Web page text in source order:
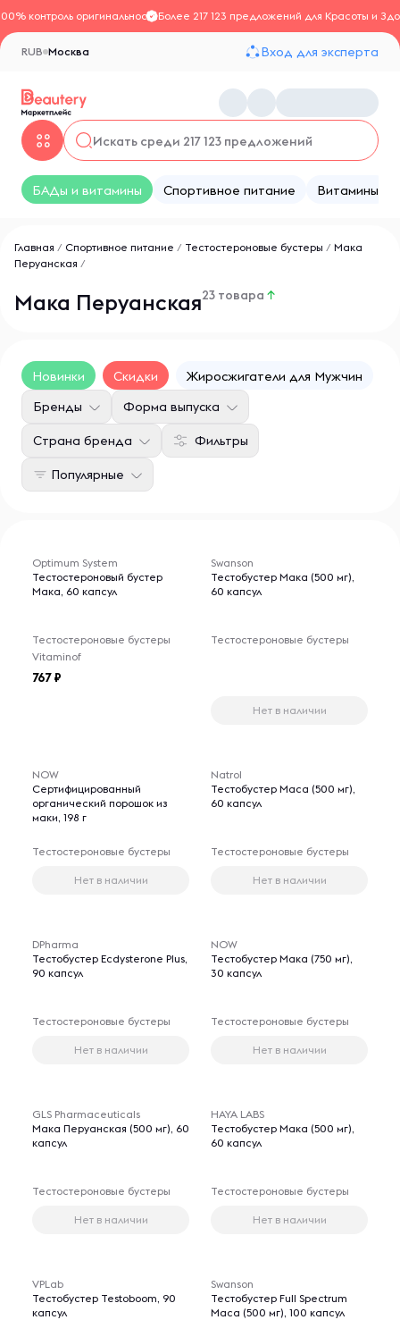
контроль оригинальностиБолее 217 123 предложений для Красоты и
Москва
RUB Вход для эксперта
БАДы и витамины Спортивное питание Витамины
Главная / Спортивное питание / Тестостероновые бустеры / Мака
Перуанская /
Мака Перуанская23 товара ↑
Новинки Скидки Жиросжигатели для Мужчин
Фильтры
Бренды Форма выпуска
Страна бренда
Популярные
Optimum System
Тестостероновый бустер
Мака, 60 капсул
Тестостероновые бустеры
Vitaminof
767
Swanson
Тестобустер Maкa (500 мг),
60 капсул
Тестостероновые бустеры
Нет в наличии
NOW
Сертифицированный
органический порошок из
маки, 198 г
Тестостероновые бустеры
Нет в наличии
Natrol
Тестобустер Maca (500 мг),
60 капсул
Тестостероновые бустеры
Нет в наличии
DPharma
Тестобустер Ecdysterone Plus,
90 капсул
Тестостероновые бустеры
Нет в наличии
NOW
Тестобустер Мака (750 мг),
30 капсул
Тестостероновые бустеры
Нет в наличии
GLS Pharmaceuticals
Мака Перуанская (500 мг), 60
капсул
Тестостероновые бустеры
Нет в наличии
HAYA LABS
Тестобустер Мака (500 мг),
60 капсул
Тестостероновые бустеры
Нет в наличии
VPLab
Тестобустер Testoboom, 90
капсул
Swanson
Тестобустер Full Spectrum
Maca (500 мг), 100 капсул